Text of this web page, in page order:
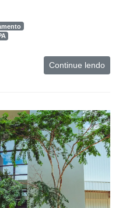
Continue lendo